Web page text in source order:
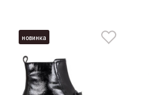
новинка